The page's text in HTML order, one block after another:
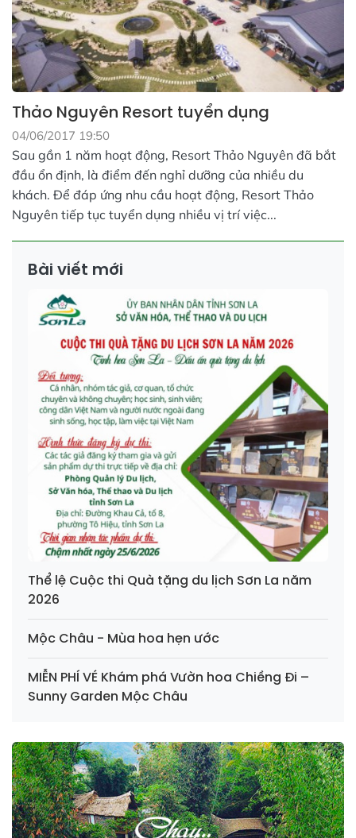
Thảo Nguyên Resort tuyển dụng
04/06/2017 19:50
Sau gần 1 năm hoạt động, Resort Thảo Nguyên đã bắt
đầu ổn định, là điểm đến nghỉ dưỡng của nhiều du
khách. Để đáp ứng nhu cầu hoạt động, Resort Thảo
Nguyên tiếp tục tuyển dụng nhiều vị trí việc...
Bài viết mới
Thể lệ Cuộc thi Quà tặng du lịch Sơn La năm
2026
Mộc Châu - Mùa hoa hẹn ước
MIỄN PHÍ VÉ Khám phá Vườn hoa Chiềng Đi –
Sunny Garden Mộc Châu